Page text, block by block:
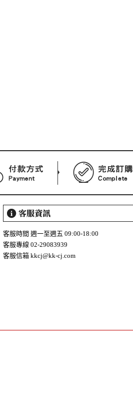
客服時間 週一至週五 09:00-18:00
客服專線 02-29083939
客服信箱 kkcj@kk-cj.com